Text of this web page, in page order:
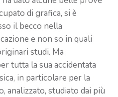
di grafica, si è
il becco nella
e non so in quali
studi. Ma
tutta la sua accidentata
in particolare per la
analizzato, studiato dai più